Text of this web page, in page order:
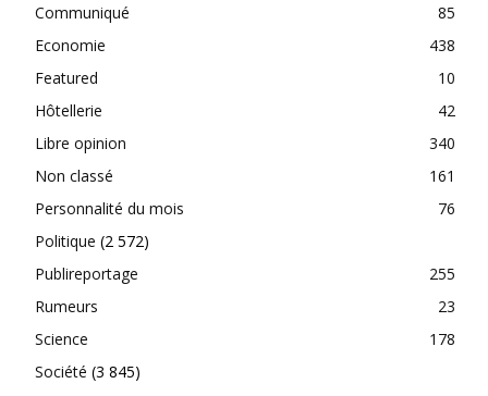
Communiqué
85
Economie
438
Featured
10
Hôtellerie
42
Libre opinion
340
Non classé
161
Personnalité du mois
76
Politique (2 572)
Publireportage
255
Rumeurs
23
Science
178
Société (3 845)